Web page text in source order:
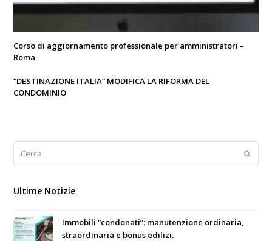
Corso di aggiornamento professionale per amministratori –
Roma
“DESTINAZIONE ITALIA” MODIFICA LA RIFORMA DEL
CONDOMINIO
Ultime Notizie
Immobili “condonati”: manutenzione ordinaria,
straordinaria e bonus edilizi.